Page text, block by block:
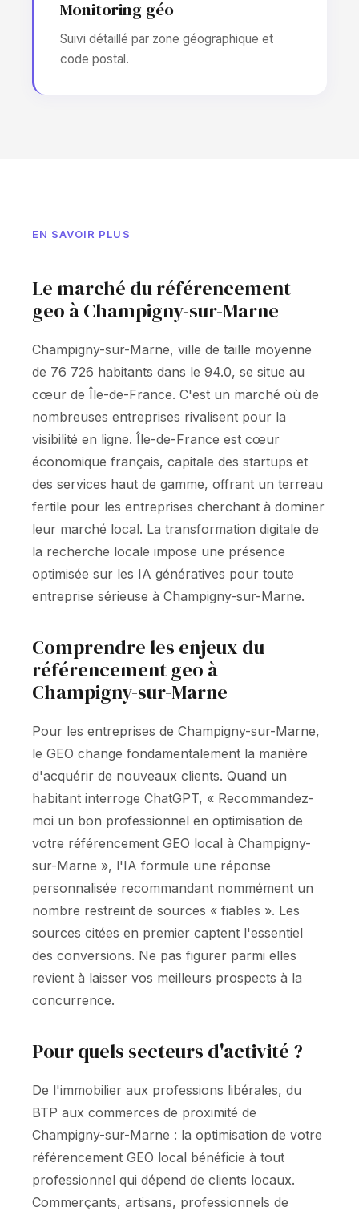
Monitoring géo
Suivi détaillé par zone géographique et
code postal.
EN SAVOIR PLUS
Le marché du référencement
geo à Champigny-sur-Marne
Champigny-sur-Marne, ville de taille moyenne
de 76 726 habitants dans le 94.0, se situe au
cœur de Île-de-France. C'est un marché où de
nombreuses entreprises rivalisent pour la
visibilité en ligne. Île-de-France est cœur
économique français, capitale des startups et
des services haut de gamme, offrant un terreau
fertile pour les entreprises cherchant à dominer
leur marché local. La transformation digitale de
la recherche locale impose une présence
optimisée sur les IA génératives pour toute
entreprise sérieuse à Champigny-sur-Marne.
Comprendre les enjeux du
référencement geo à
Champigny-sur-Marne
Pour les entreprises de Champigny-sur-Marne,
le GEO change fondamentalement la manière
d'acquérir de nouveaux clients. Quand un
habitant interroge ChatGPT, « Recommandez-
moi un bon professionnel en optimisation de
votre référencement GEO local à Champigny-
sur-Marne », l'IA formule une réponse
personnalisée recommandant nommément un
nombre restreint de sources « fiables ». Les
sources citées en premier captent l'essentiel
des conversions. Ne pas figurer parmi elles
revient à laisser vos meilleurs prospects à la
concurrence.
Pour quels secteurs d'activité ?
De l'immobilier aux professions libérales, du
BTP aux commerces de proximité de
Champigny-sur-Marne : la optimisation de votre
référencement GEO local bénéficie à tout
professionnel qui dépend de clients locaux.
Commerçants, artisans, professionnels de